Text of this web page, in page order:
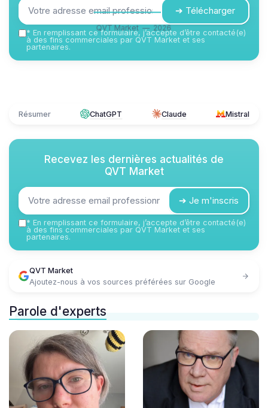
QVT Market — 2026
➔ Télécharger
* En remplissant ce formulaire, j’accepte d’être contacté(e)
à des fins commerciales par QVT Market et ses
partenaires.
Résumer ChatGPT Claude Mistral
Recevez les dernières actualités de
QVT Market
➔ Je m'inscris
* En remplissant ce formulaire, j’accepte d’être contacté(e)
à des fins commerciales par QVT Market et ses
partenaires.
QVT Market
Ajoutez-nous à vos sources préférées sur Google
Parole d'experts